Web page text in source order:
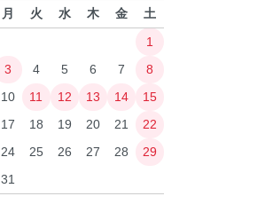
月 火 水 木 金
土
1
3 4 5 6 7
8
10 11 12 13 14
15
17 18 19 20 21
22
24 25 26 27 28
29
31